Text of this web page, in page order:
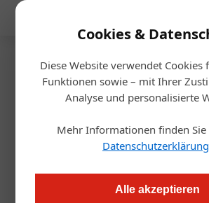
Cookies &
Diese Website verwendet Cookies
Funktionen sowie – mit Ihrer
Analyse und personalisierte
Mehr Informationen finden Sie
Datenschutzerklärung
Alle akzeptieren
Startseite/Hotellerie
Management
Teuer ist nicht
Problem